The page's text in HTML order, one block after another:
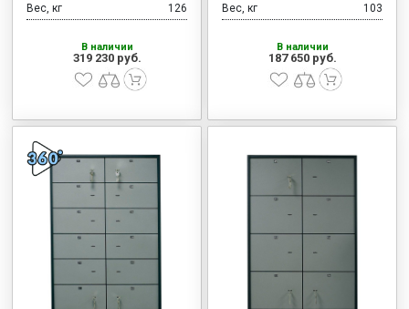
Вес, кг
126
В наличии
319 230 руб.
Вес, кг
103
В наличии
187 650 руб.